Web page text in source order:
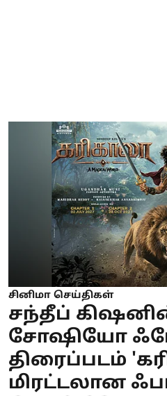
சினிமா செய்திகள்
சந்தீப்
சோஷியோ
திரைப்படம்
மிரட்டலான